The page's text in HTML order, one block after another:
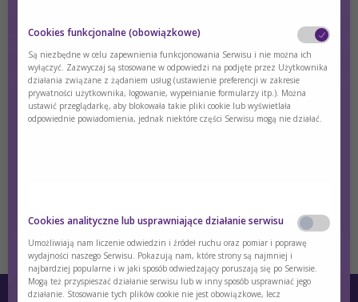
Classification and goals - GAL
The term galactosemia refers to a group of disorders of
galactose metabolism that includes classical galactosemia.
Zaloguj się Zarejestruj się
zakresu medycyny, farmacji, pielęgniarstwa,
dietetyki?
Tak Nie
Cookies funkcjonalne (obowiązkowe)
Są niezbędne w celu zapewnienia funkcjonowania Serwisu i nie można ich
wyłączyć. Zazwyczaj są stosowane w odpowiedzi na podjęte przez Użytkownika
działania związane z żądaniem usług (ustawienie preferencji w zakresie
prywatności użytkownika, logowanie, wypełnianie formularzy itp.). Można
ustawić przeglądarkę, aby blokowała takie pliki cookie lub wyświetlała
odpowiednie powiadomienia, jednak niektóre części Serwisu mogą nie działać.
Cookies analityczne lub usprawniające działanie serwisu
Umożliwiają nam liczenie odwiedzin i źródeł ruchu oraz pomiar i poprawę
wydajności naszego Serwisu. Pokazują nam, które strony są najmniej i
najbardziej popularne i w jaki sposób odwiedzający poruszają się po Serwisie.
Mogą też przyspieszać działanie serwisu lub w inny sposób usprawniać jego
działanie. Stosowanie tych plików cookie nie jest obowiązkowe, lecz